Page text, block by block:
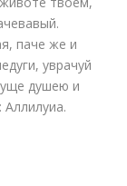
паче же и
уврачуй
душею и